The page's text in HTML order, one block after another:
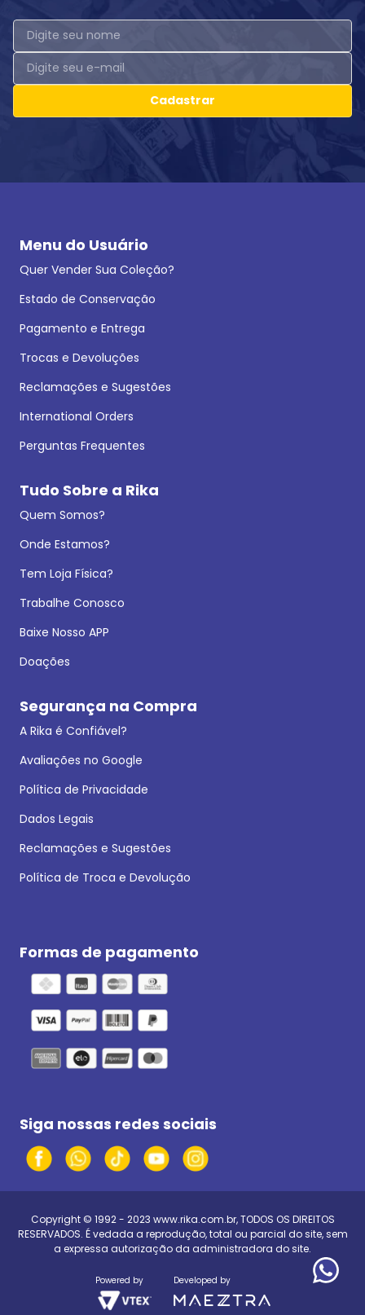
Cadastrar
Menu do Usuário
Quer Vender Sua Coleção?
Estado de Conservação
Pagamento e Entrega
Trocas e Devoluções
Reclamações e Sugestões
International Orders
Perguntas Frequentes
Tudo Sobre a Rika
Quem Somos?
Onde Estamos?
Tem Loja Física?
Trabalhe Conosco
Baixe Nosso APP
Doações
Segurança na Compra
A Rika é Confiável?
Avaliações no Google
Política de Privacidade
Dados Legais
Reclamações e Sugestões
Política de Troca e Devolução
Formas de pagamento
Siga nossas redes sociais
Copyright © 1992 - 2023 www.rika.com.br, TODOS OS DIREITOS
RESERVADOS. É vedada a reprodução, total ou parcial do site, sem
a expressa autorização da administradora do site.
Powered by Developed by